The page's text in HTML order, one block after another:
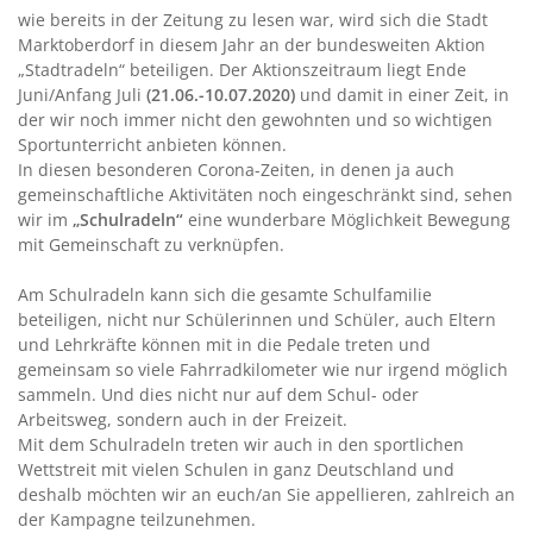
wie bereits in der Zeitung zu lesen war, wird sich die Stadt
Marktoberdorf in diesem Jahr an der bundesweiten Aktion
„Stadtradeln“ beteiligen. Der Aktionszeitraum liegt Ende
Juni/Anfang Juli (21.06.-10.07.2020) und damit in einer Zeit, in
der wir noch immer nicht den gewohnten und so wichtigen
Sportunterricht anbieten können.
In diesen besonderen Corona-Zeiten, in denen ja auch
gemeinschaftliche Aktivitäten noch eingeschränkt sind, sehen
wir im „Schulradeln“ eine wunderbare Möglichkeit Bewegung
mit Gemeinschaft zu verknüpfen.
Am Schulradeln kann sich die gesamte Schulfamilie
beteiligen, nicht nur Schülerinnen und Schüler, auch Eltern
und Lehrkräfte können mit in die Pedale treten und
gemeinsam so viele Fahrradkilometer wie nur irgend möglich
sammeln. Und dies nicht nur auf dem Schul- oder
Arbeitsweg, sondern auch in der Freizeit.
Mit dem Schulradeln treten wir auch in den sportlichen
Wettstreit mit vielen Schulen in ganz Deutschland und
deshalb möchten wir an euch/an Sie appellieren, zahlreich an
der Kampagne teilzunehmen.